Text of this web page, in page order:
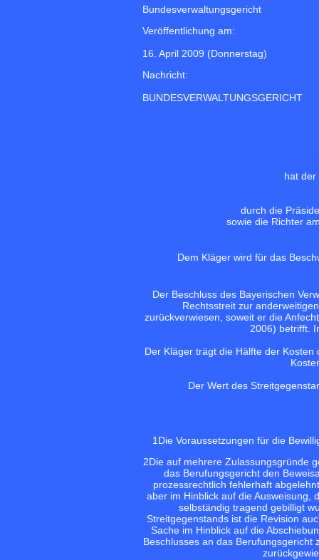
Bundesverwaltungsgericht
Veröffentlichung am:
16. April 2009 (Donnerstag)
Nachricht:
BUNDESVERWALTUNGSGERICHT
hat der
durch die
sowie die Richter
Dem Kläger wird für das
Der Beschluss des Bayerischen
Rechtsstreit zur
zurückverwiesen, soweit er die
2006) betrifft.
Der Kläger trägt die Hälfte der
Der Wert des
1Die Voraussetzungen für die
2Die auf mehrere Zulassungsgründe
das Berufungsgericht den
prozessrechtlich fehlerhaft
aber im Hinblick auf die Ausweisung,
selbständig tragend gebilligt
Streitgegenstands ist die Revision
Sache im Hinblick auf die
Beschlusses an das Berufungsgericht